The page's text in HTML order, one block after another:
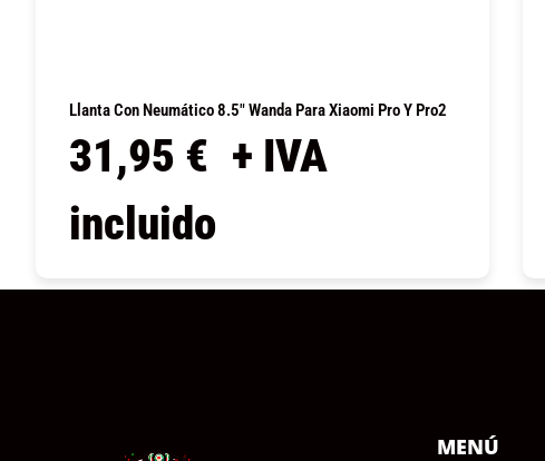
Llanta Con Neumático 8.5″ Wanda Para Xiaomi Pro Y Pro2
31,95 € + IVA
incluido
MENÚ